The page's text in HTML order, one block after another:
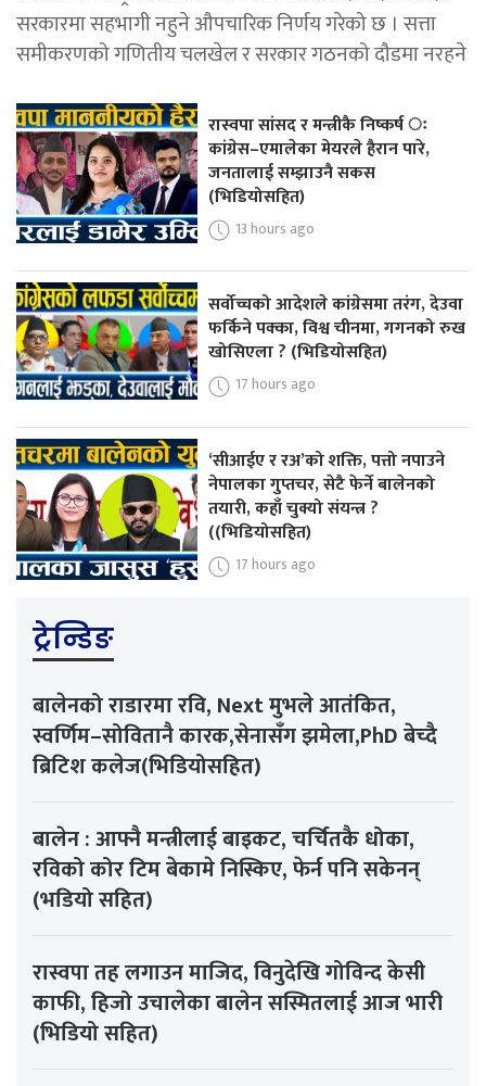
सरकारमा सहभागी नहुने औपचारिक निर्णय गरेको छ । सत्ता
समीकरणको गणितीय चलखेल र सरकार गठनको दौडमा नरहने
रास्वपा सांसद र मन्त्रीकै निष्कर्ष ः
कांग्रेस–एमालेका मेयरले हैरान पारे,
जनतालाई सम्झाउनै सकस
(भिडियोसहित)
13 hours ago
सर्वोच्चको आदेशले कांग्रेसमा तरंग, देउवा
फर्किने पक्का, विश्व चीनमा, गगनको रुख
खोसिएला ? (भिडियोसहित)
17 hours ago
‘सीआईए र रअ’को शक्ति, पत्तो नपाउने
नेपालका गुप्तचर, सेटै फेर्ने बालेनको
तयारी, कहाँ चुक्यो संयन्त्र ?
((भिडियोसहित)
17 hours ago
ट्रेन्डिङ
बालेनको राडारमा रवि, Next मुभले आतंकित,
स्वर्णिम–सोवितानै कारक,सेनासँग झमेला,PhD बेच्दै
ब्रिटिश कलेज(भिडियोसहित)
बालेन : आफ्नै मन्त्रीलाई बाइकट, चर्चितकै धोका,
रविको कोर टिम बेकामे निस्किए, फेर्न पनि सकेनन्
(भडियो सहित)
रास्वपा तह लगाउन माजिद, विनुदेखि गोविन्द केसी
काफी, हिजो उचालेका बालेन सस्मितलाई आज भारी
(भिडियो सहित)